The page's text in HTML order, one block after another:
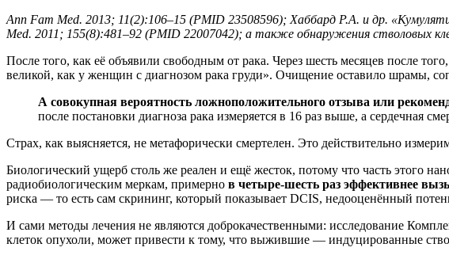
Ann Fam Med. 2013; 11(2):106–15 (PMID 23508596); Хаббард Р.А. и др.
Med. 2011; 155(8):481–92 (PMID 22007042); а также обнаружения стволовых
После того, как её объявили свободным от рака. Через шесть месяцев после
великой, как у женщин с диагнозом рака груди». Очищение оставило шрамы,
А совокупная вероятность ложноположительного отзыва или
после постановки диагноза рака измеряется в 16 раз выше, а сердечная
Страх, как выясняется, не метафорически смертелен. Это действительно
Биологический ущерб столь же реален и ещё жесток, потому что часть этого
радиобиологическим меркам, примерно в четыре-шесть раз эффективнее
риска — то есть сам скрининг, который показывает DCIS, недооценённый
И сами методы лечения не являются доброкачественными: исследование
клеток опухоли, может привести к тому, что выжившие — индуцированные